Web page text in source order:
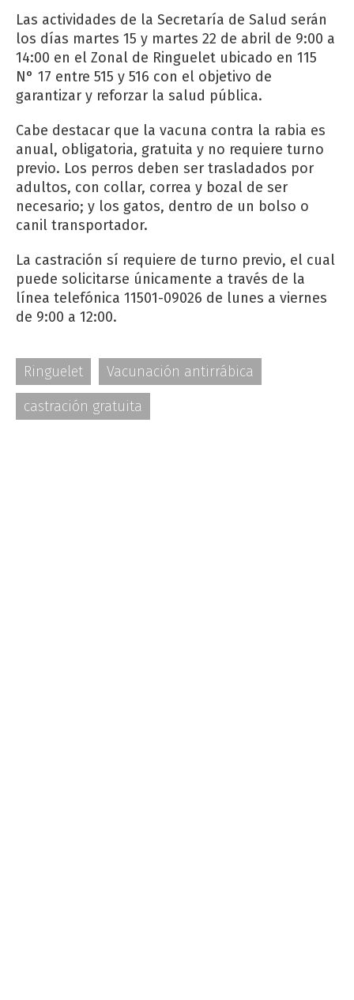
Las actividades de la Secretaría de Salud serán
los días martes 15 y martes 22 de abril de 9:00 a
14:00 en el Zonal de Ringuelet ubicado en 115
N° 17 entre 515 y 516 con el objetivo de
garantizar y reforzar la salud pública.
Cabe destacar que la vacuna contra la rabia es
anual, obligatoria, gratuita y no requiere turno
previo. Los perros deben ser trasladados por
adultos, con collar, correa y bozal de ser
necesario; y los gatos, dentro de un bolso o
canil transportador.
La castración sí requiere de turno previo, el cual
puede solicitarse únicamente a través de la
línea telefónica 11501-09026 de lunes a viernes
de 9:00 a 12:00.
Ringuelet
Vacunación antirrábica
castración gratuita